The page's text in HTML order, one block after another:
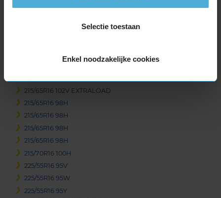
Selectie toestaan
Enkel noodzakelijke cookies
215/55R16 97W EXTRALOAD
215/65R16 102V EXTRALOAD
215/65R16 98H
215/65R16 98H
215/65R16 98H
215/65R16 98H
215/70R16 100H
225/55R16 95V
225/55R16 95W
225/55R16 95Y